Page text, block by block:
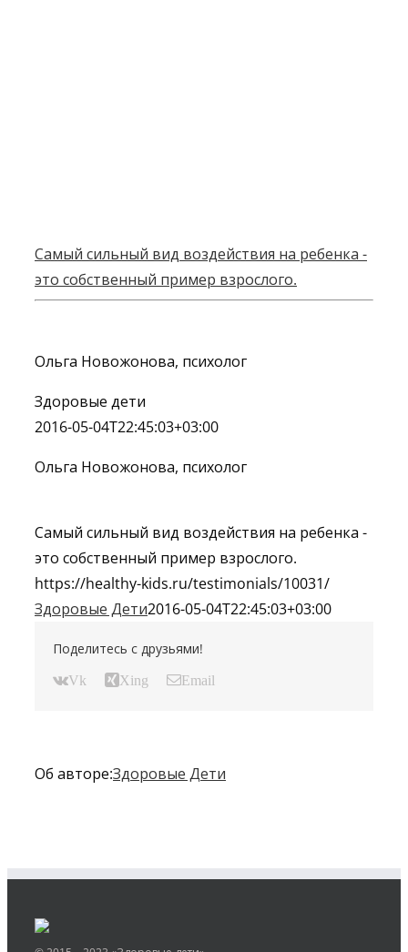
Самый сильный вид воздействия на ребенка -
это собственный пример взрослого.
Ольга Новожонова, психолог
Здоровые дети
2016-05-04T22:45:03+03:00
Ольга Новожонова, психолог
Самый сильный вид воздействия на ребенка -
это собственный пример взрослого.
https://healthy-kids.ru/testimonials/10031/
Здоровые Дети2016-05-04T22:45:03+03:00
Поделитесь с друзьями!
Vk Xing Email
Об авторе:Здоровые Дети